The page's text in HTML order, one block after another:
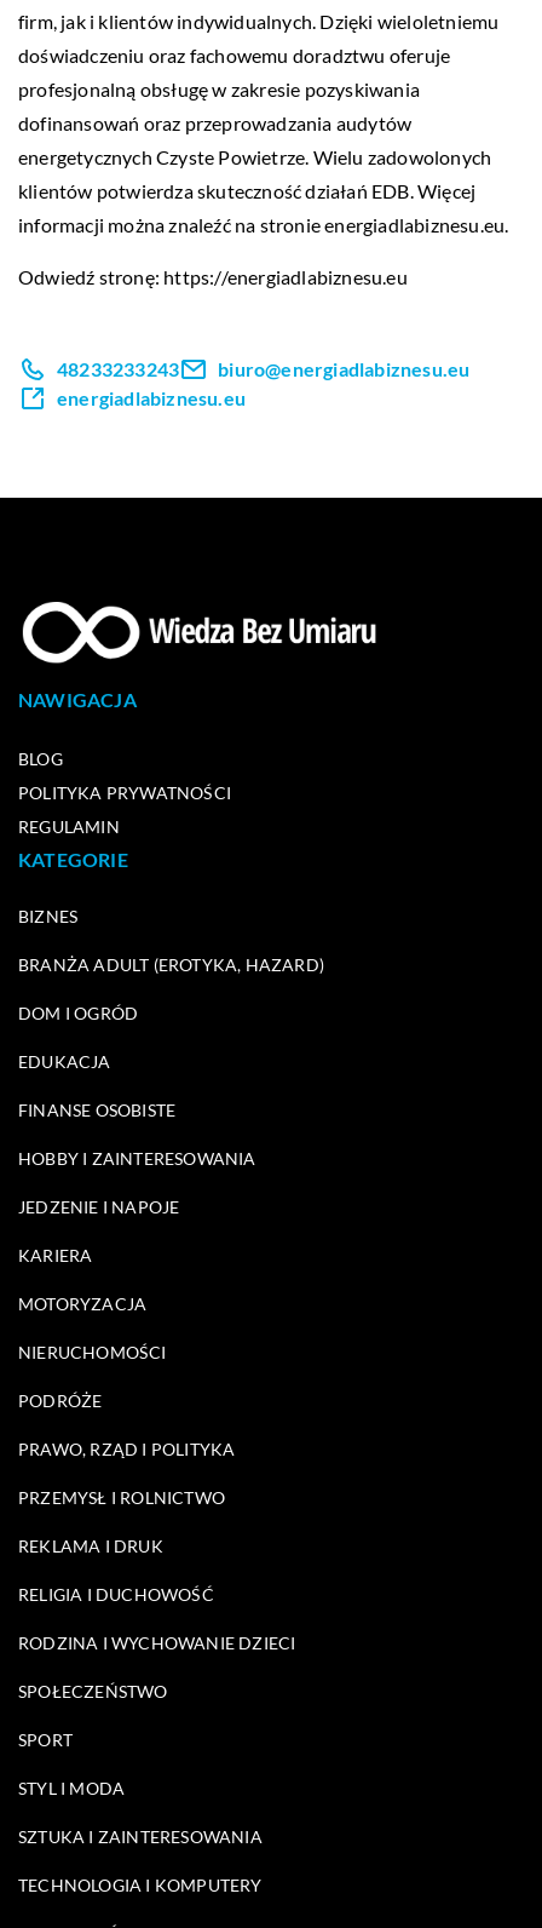
firm, jak i klientów indywidualnych. Dzięki wieloletniemu
doświadczeniu oraz fachowemu doradztwu oferuje
profesjonalną obsługę w zakresie pozyskiwania
dofinansowań oraz przeprowadzania audytów
energetycznych Czyste Powietrze. Wielu zadowolonych
klientów potwierdza skuteczność działań EDB. Więcej
informacji można znaleźć na stronie energiadlabiznesu.eu.
Odwiedź stronę: https://energiadlabiznesu.eu
48233233243
biuro@energiadlabiznesu.eu
energiadlabiznesu.eu
NAWIGACJA
BLOG
POLITYKA PRYWATNOŚCI
REGULAMIN
KATEGORIE
BIZNES
BRANŻA ADULT (EROTYKA, HAZARD)
DOM I OGRÓD
EDUKACJA
FINANSE OSOBISTE
HOBBY I ZAINTERESOWANIA
JEDZENIE I NAPOJE
KARIERA
MOTORYZACJA
NIERUCHOMOŚCI
PODRÓŻE
PRAWO, RZĄD I POLITYKA
PRZEMYSŁ I ROLNICTWO
REKLAMA I DRUK
RELIGIA I DUCHOWOŚĆ
RODZINA I WYCHOWANIE DZIECI
SPOŁECZEŃSTWO
SPORT
STYL I MODA
SZTUKA I ZAINTERESOWANIA
TECHNOLOGIA I KOMPUTERY